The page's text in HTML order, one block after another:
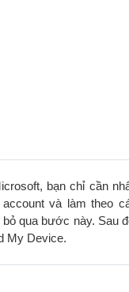
bạn chỉ cần
và làm theo
qua bước này. Sau
My Device.